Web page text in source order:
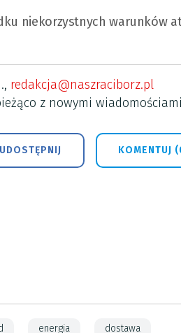
niekorzystnych warunków
redakcja@naszraciborz.pl
z nowymi
UDOSTĘPNIJ KOMENTUJ
energia dostawa